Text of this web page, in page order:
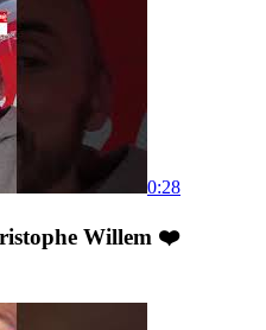
0:28
Willem ❤️